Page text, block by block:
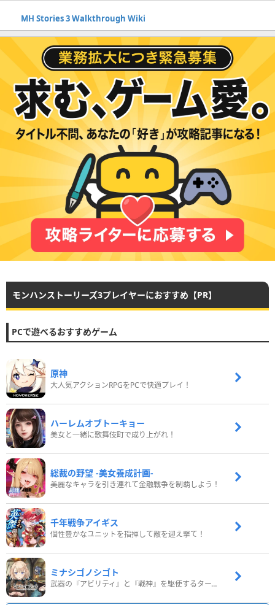
MH Stories 3 Walkthrough Wiki
モンハンストーリーズ3プレイヤーにおすすめ【PR】
PCで遊べるおすすめゲーム
原神
大人気アクションRPGをPCで快適プレイ！
ハーレムオブトーキョー
美女と一緒に歌舞伎町で成り上がれ！
総裁の野望 -美女養成計画-
美麗なキャラを引き連れて金融戦争を制覇しよう！
千年戦争アイギス
個性豊かなユニットを指揮して敵を迎え撃て！
ミナシゴノシゴト
武器の『アビリティ』と『戦神』を駆使するターン制コマンドバトルRPG！